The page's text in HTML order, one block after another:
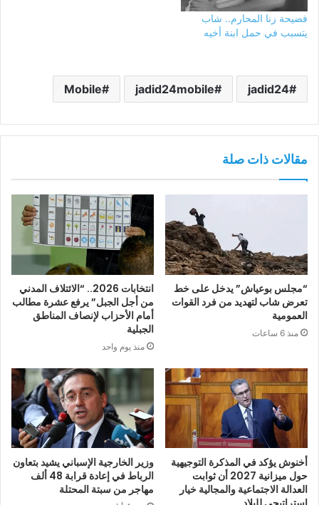
فضيحة زنا المحارم.. شاب
يتسبب في حمل ابنة أخيه
jadid24
jadid24mobile
Mobile
مقالات ذات صلة
“مجلس بوعياش” يدخل على خط
تعرض شاب لتهديد من فرد القوات
العمومية
منذ 6 ساعات
انتخابات 2026.. “الائتلاف المدني
من أجل الجبل” يرفع عشرة مطالب
أمام الأحزاب لإنصاف المناطق
الجبلية
منذ يوم واحد
أخنوش يؤكد في المذكرة التوجيهية
حول ميزانية 2027 أن ثوابت
العدالة الاجتماعية والمجالية خيار
وزير الخارجية الإسباني يشيد بتعاون
الرباط في إعادة قرابة 48 ألف
مهاجر من سبتة المحتلة